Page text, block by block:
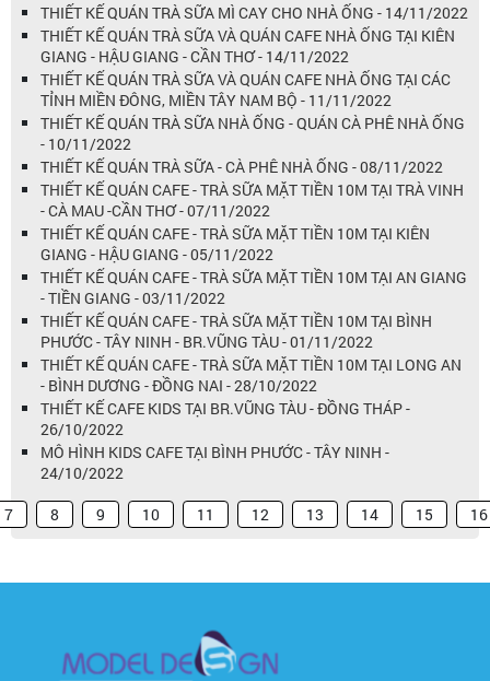
THIẾT KẾ QUÁN TRÀ SỮA MÌ CAY CHO NHÀ ỐNG - 14/11/2022
THIẾT KẾ QUÁN TRÀ SỮA VÀ QUÁN CAFE NHÀ ỐNG TẠI KIÊN
GIANG - HẬU GIANG - CẦN THƠ - 14/11/2022
THIẾT KẾ QUÁN TRÀ SỮA VÀ QUÁN CAFE NHÀ ỐNG TẠI CÁC
TỈNH MIỀN ĐÔNG, MIỀN TÂY NAM BỘ - 11/11/2022
THIẾT KẾ QUÁN TRÀ SỮA NHÀ ỐNG - QUÁN CÀ PHÊ NHÀ ỐNG
- 10/11/2022
THIẾT KẾ QUÁN TRÀ SỮA - CÀ PHÊ NHÀ ỐNG - 08/11/2022
THIẾT KẾ QUÁN CAFE - TRÀ SỮA MẶT TIỀN 10M TẠI TRÀ VINH
- CÀ MAU -CẦN THƠ - 07/11/2022
THIẾT KẾ QUÁN CAFE - TRÀ SỮA MẶT TIỀN 10M TẠI KIÊN
GIANG - HẬU GIANG - 05/11/2022
THIẾT KẾ QUÁN CAFE - TRÀ SỮA MẶT TIỀN 10M TẠI AN GIANG
- TIỀN GIANG - 03/11/2022
THIẾT KẾ QUÁN CAFE - TRÀ SỮA MẶT TIỀN 10M TẠI BÌNH
PHƯỚC - TÂY NINH - BR.VŨNG TÀU - 01/11/2022
THIẾT KẾ QUÁN CAFE - TRÀ SỮA MẶT TIỀN 10M TẠI LONG AN
- BÌNH DƯƠNG - ĐỒNG NAI - 28/10/2022
THIẾT KẾ CAFE KIDS TẠI BR.VŨNG TÀU - ĐỒNG THÁP -
26/10/2022
MÔ HÌNH KIDS CAFE TẠI BÌNH PHƯỚC - TÂY NINH -
24/10/2022
7 8 9 10 11 12 13 14 15 16